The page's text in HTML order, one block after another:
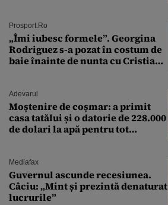
Prosport.ro
„Îmi iubesc formele”. Georgina
Rodriguez s-a pozat în costum de
baie înainte de nunta cu Cristiano
Adevarul
Moștenire de coșmar: a primit
casa tatălui și o datorie de 228.000
de dolari la apă pentru tot
Mediafax
Guvernul ascunde recesiunea.
Câciu: „Mint și prezintă denaturat
lucrurile”